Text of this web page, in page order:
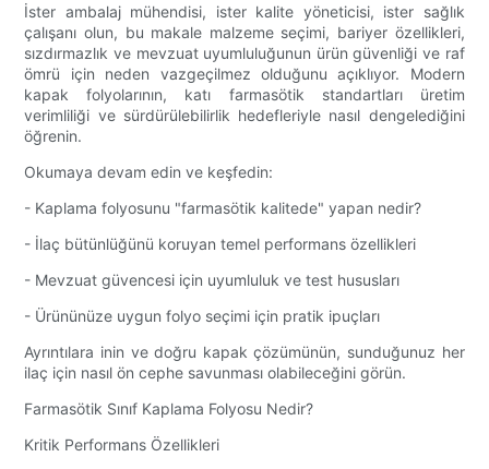
İster ambalaj mühendisi, ister kalite yöneticisi, ister sağlık
çalışanı olun, bu makale malzeme seçimi, bariyer özellikleri,
sızdırmazlık ve mevzuat uyumluluğunun ürün güvenliği ve raf
ömrü için neden vazgeçilmez olduğunu açıklıyor. Modern
kapak folyolarının, katı farmasötik standartları üretim
verimliliği ve sürdürülebilirlik hedefleriyle nasıl dengelediğini
öğrenin.
Okumaya devam edin ve keşfedin:
- Kaplama folyosunu "farmasötik kalitede" yapan nedir?
- İlaç bütünlüğünü koruyan temel performans özellikleri
- Mevzuat güvencesi için uyumluluk ve test hususları
- Ürününüze uygun folyo seçimi için pratik ipuçları
Ayrıntılara inin ve doğru kapak çözümünün, sunduğunuz her
ilaç için nasıl ön cephe savunması olabileceğini görün.
Farmasötik Sınıf Kaplama Folyosu Nedir?
Kritik Performans Özellikleri